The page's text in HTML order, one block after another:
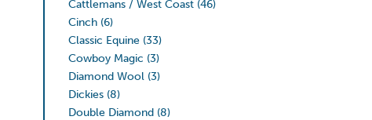
Cattlemans / West Coast (46)
Cinch (6)
Classic Equine (33)
Cowboy Magic (3)
Diamond Wool (3)
Dickies (8)
Double Diamond (8)